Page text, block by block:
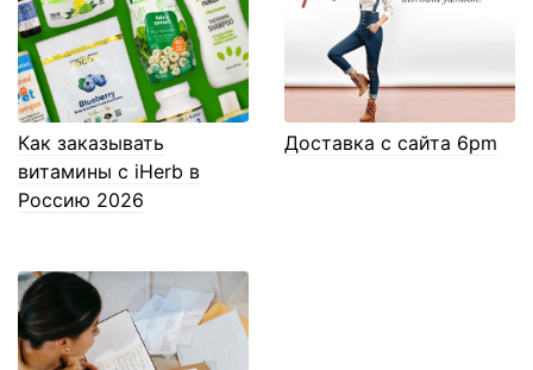
Как заказывать
витамины с iHerb в
Россию 2026
Доставка с сайта 6pm